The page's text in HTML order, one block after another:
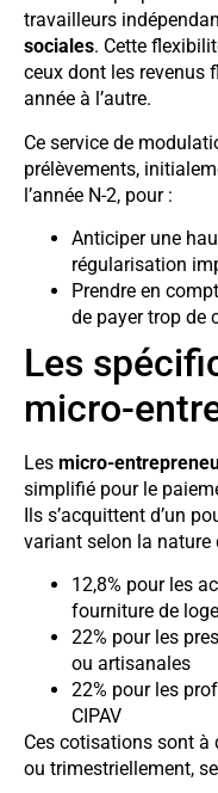
travailleurs
sociales. Cette
ceux dont les revenus
année à l’autre.
Ce service de
prélèvements,
l’année N-2, pour :
Anticiper une
régularisation
Prendre en
de payer trop de
Les
micro-
Les micro-
simplifié pour le
Ils s’acquittent d’un
variant selon la nature
12,8% pour les
fourniture de
22% pour les
ou artisanales
22% pour les
CIPAV
Ces cotisations sont à
ou trimestriellement,